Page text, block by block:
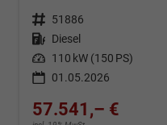
Fahrzeugnr. 51886
Kraftstoff Diesel
Leistung 110 kW (150 PS)
01.05.2026
57.541,– €